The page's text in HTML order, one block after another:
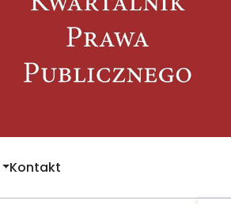
Kontakt